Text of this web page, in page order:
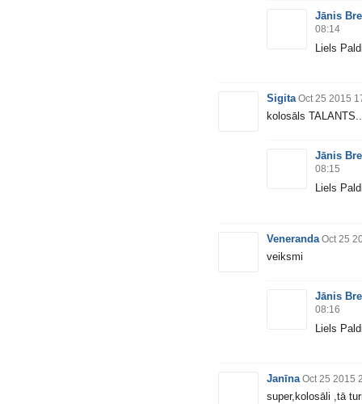
Jānis
08:14
Liels
Sigita Oct 25 2015
kolosāls
Jānis
08:15
Liels
Veneranda Oct 25
veiksmi
Jānis
08:16
Liels
Janīna Oct 25 2015
super,kolosāli ,tā